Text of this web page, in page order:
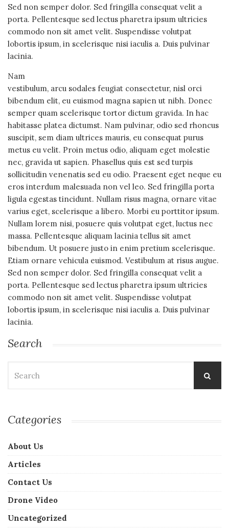
Sed non semper dolor. Sed fringilla consequat velit a
porta. Pellentesque sed lectus pharetra ipsum ultricies
commodo non sit amet velit. Suspendisse volutpat
lobortis ipsum, in scelerisque nisi iaculis a. Duis pulvinar
lacinia.
Nam
vestibulum, arcu sodales feugiat consectetur, nisl orci
bibendum elit, eu euismod magna sapien ut nibh. Donec
semper quam scelerisque tortor dictum gravida. In hac
habitasse platea dictumst. Nam pulvinar, odio sed rhoncus
suscipit, sem diam ultrices mauris, eu consequat purus
metus eu velit. Proin metus odio, aliquam eget molestie
nec, gravida ut sapien. Phasellus quis est sed turpis
sollicitudin venenatis sed eu odio. Praesent eget neque eu
eros interdum malesuada non vel leo. Sed fringilla porta
ligula egestas tincidunt. Nullam risus magna, ornare vitae
varius eget, scelerisque a libero. Morbi eu porttitor ipsum.
Nullam lorem nisi, posuere quis volutpat eget, luctus nec
massa. Pellentesque aliquam lacinia tellus sit amet
bibendum. Ut posuere justo in enim pretium scelerisque.
Etiam ornare vehicula euismod. Vestibulum at risus augue.
Sed non semper dolor. Sed fringilla consequat velit a
porta. Pellentesque sed lectus pharetra ipsum ultricies
commodo non sit amet velit. Suspendisse volutpat
lobortis ipsum, in scelerisque nisi iaculis a. Duis pulvinar
lacinia.
Search
for:
Categories
About Us
Articles
Contact Us
Drone Video
Uncategorized